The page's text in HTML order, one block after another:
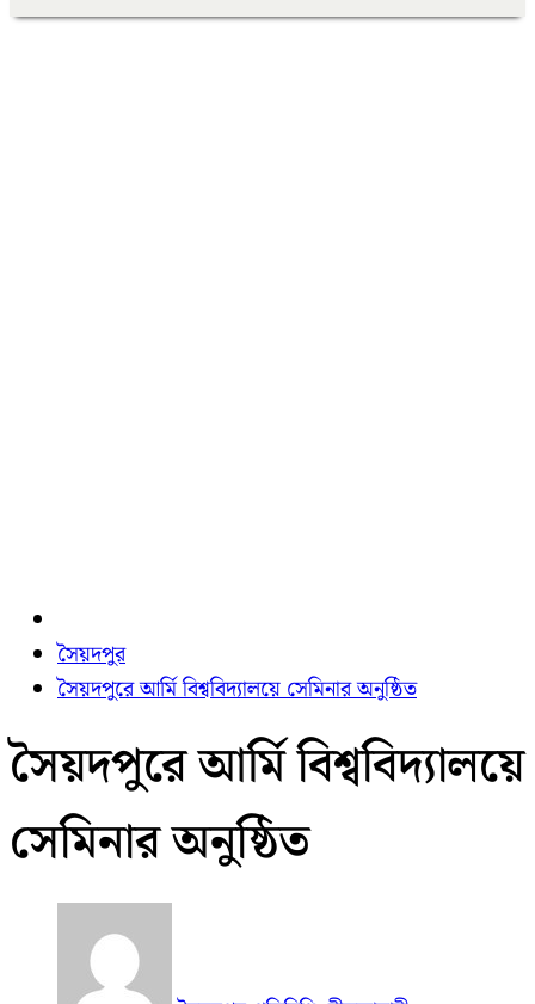
সৈয়দপুর
সৈয়দপুরে আর্মি বিশ্ববিদ্যালয়ে সেমিনার অনুষ্ঠিত
সৈয়দপুরে আর্মি বিশ্ববিদ্যালয়ে
সেমিনার অনুষ্ঠিত